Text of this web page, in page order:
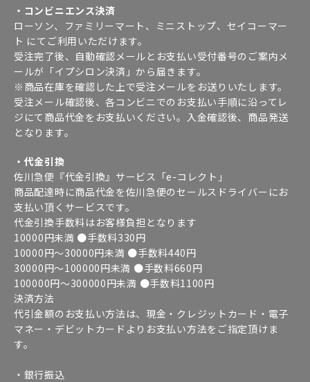
・コンビニエンス決済
ローソン、ファミリーマート、ミニストップ、セイコーマー
ト にてご利用いただけます。
受注完了後、自動確認メールとお支払い受付番号のご案内メ
ールが「イプシロン決済」から届きます。
※商品在庫を確認した上で受注メールをお送りいたします。
受注メール確認後、各コンビニでのお支払い手順に沿ってレ
ジにて商品代金をお支払いください。入金確認後、商品発送
となります。
・代金引換
佐川急便『代金引換』サービス「e-コレクト」
商品配達時に商品代金を佐川急便のセールスドライバーにお
支払い頂くサービスです。
代金引換手数料はお客様負担となります
10000円未満 ●手数料330円
10000円～30000円未満 ●手数料440円
30000円～100000円未満 ●手数料660円
100000円～300000円未満 ●手数料1100円
決済方法
代引金額のお支払い方法は、現金・クレジットカード・電子
マネー・デビットカードよりお支払い方法をご指定頂けま
す。
・銀行振込